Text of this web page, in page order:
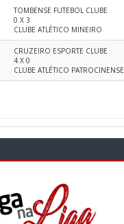
TOMBENSE FUTEBOL CLUBE
0 X 3
CLUBE ATLÉTICO MINEIRO
CRUZEIRO ESPORTE CLUBE
4 X 0
CLUBE ATLÉTICO PATROCINENSE